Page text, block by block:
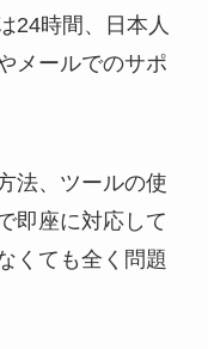
24時間、日本人
メールでのサポ
法、ツールの使
即座に対応して
くても全く問題